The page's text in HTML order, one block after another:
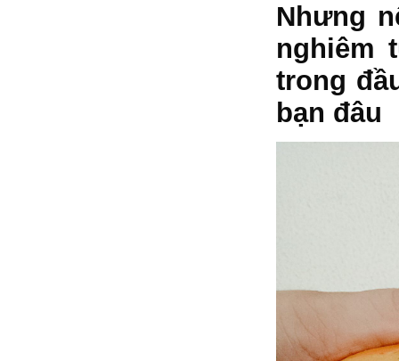
Nhưng
nghiêm
trong
bạn đâu